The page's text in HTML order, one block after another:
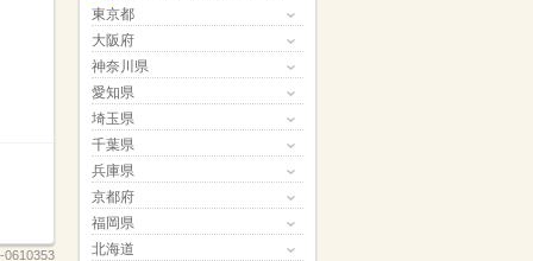
0610353
東京都
大阪府
神奈川県
愛知県
埼玉県
千葉県
兵庫県
京都府
福岡県
北海道